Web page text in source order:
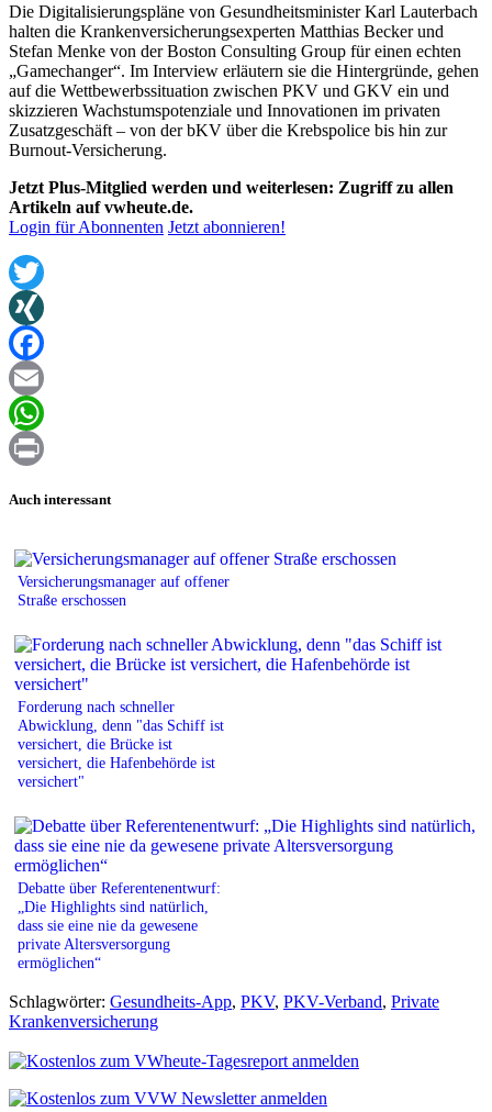
Die Digitalisierungspläne von Gesundheitsminister Karl Lauterbach
halten die Krankenversicherungsexperten Matthias Becker und
Stefan Menke von der Boston Consulting Group für einen echten
„Gamechanger“. Im Interview erläutern sie die Hintergründe, gehen
auf die Wettbewerbssituation zwischen PKV und GKV ein und
skizzieren Wachstumspotenziale und Innovationen im privaten
Zusatzgeschäft – von der bKV über die Krebspolice bis hin zur
Burnout-Versicherung.
Jetzt Plus-Mitglied werden und weiterlesen: Zugriff zu allen
Artikeln auf vwheute.de.
Login für Abonnenten Jetzt abonnieren!
Twitter
XING
Facebook
Email
WhatsApp
Auch interessant
Versicherungsmanager auf offener
Straße erschossen
Forderung nach schneller
Abwicklung, denn "das Schiff ist
versichert, die Brücke ist
versichert, die Hafenbehörde ist
versichert"
Debatte über Referentenentwurf:
„Die Highlights sind natürlich,
dass sie eine nie da gewesene
private Altersversorgung
ermöglichen“
Schlagwörter: Gesundheits-App, PKV, PKV-Verband, Private
Krankenversicherung